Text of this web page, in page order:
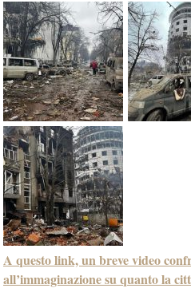
A questo link, un breve video
all’immaginazione su quanto la